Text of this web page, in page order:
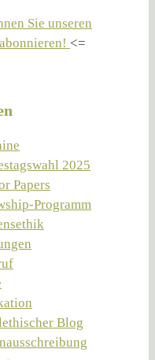
Sie unseren
<=
2025
Papers
Programm
Blog